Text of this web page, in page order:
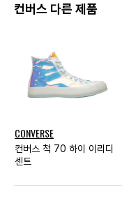
컨버스 다른 제품
CONVERSE
컨버스 척 70 하이 이리디
센트